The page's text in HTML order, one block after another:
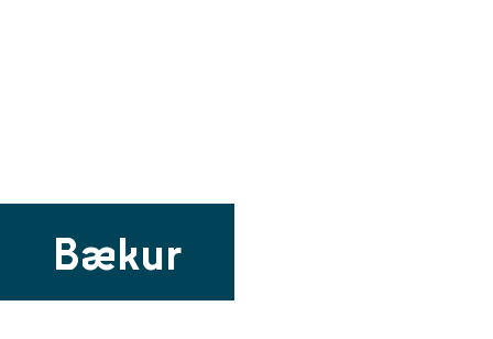
Bækur